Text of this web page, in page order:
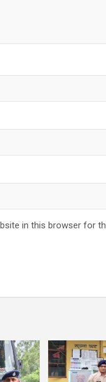
in this browser for